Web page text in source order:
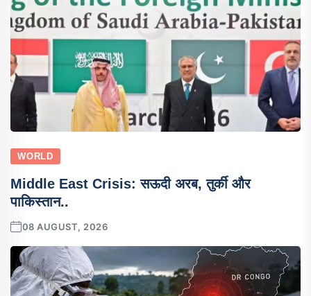
WORLD
Middle East Crisis: सऊदी अरब, तुर्की और
पाकिस्तान..
08 AUGUST, 2026